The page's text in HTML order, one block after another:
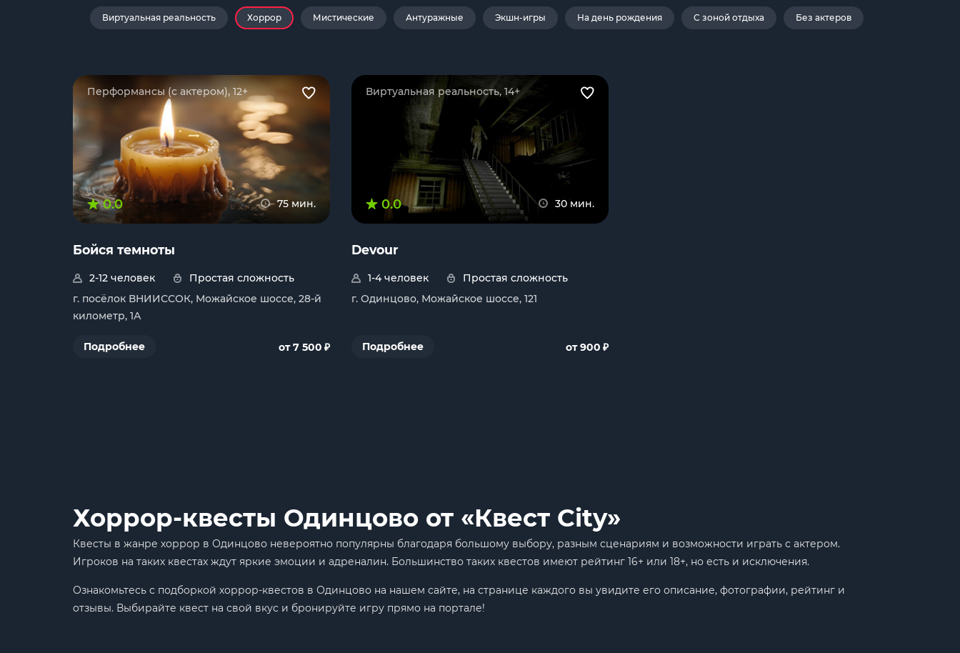
Виртуальная реальность Хоррор Мистические Антуражные Экшн-игры На день рождения С зоной отдыха Без актеров
Перформансы (с актером), 12+
0.0 75 мин.
Бойся темноты
2-12 человек
Простая сложность
г. посёлок ВНИИССОК, Можайское шоссе, 28-й
километр, 1А
Подробнее от 7 500 ₽
Виртуальная реальность, 14+
0.0 30 мин.
Devour
1-4 человек
Простая сложность
г. Одинцово, Можайское шоссе, 121
Подробнее от 900 ₽
Хоррор-квесты Одинцово от «Квест City»
Квесты в жанре хоррор в Одинцово невероятно популярны благодаря большому выбору, разным сценариям и возможности играть с актером.
Игроков на таких квестах ждут яркие эмоции и адреналин. Большинство таких квестов имеют рейтинг 16+ или 18+, но есть и исключения.
Ознакомьтесь с подборкой хоррор-квестов в Одинцово на нашем сайте, на странице каждого вы увидите его описание, фотографии, рейтинг и
отзывы. Выбирайте квест на свой вкус и бронируйте игру прямо на портале!